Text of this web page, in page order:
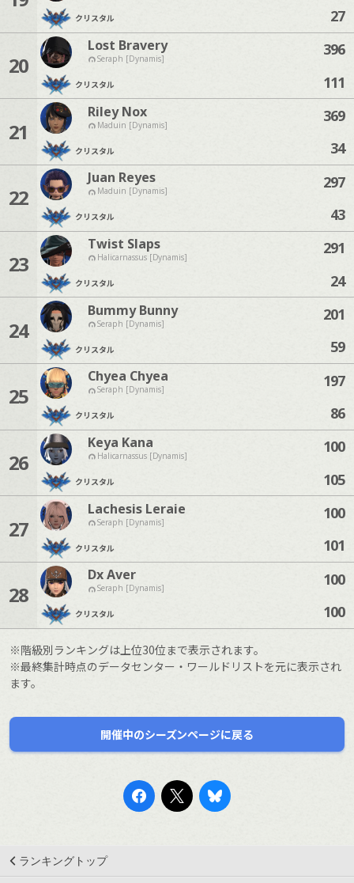
クリスタル 27
20
Lost Bravery
Seraph [Dynamis]
クリスタル
396
111
21
Riley Nox
Maduin [Dynamis]
クリスタル
369
34
22
Juan Reyes
Maduin [Dynamis]
クリスタル
297
43
23
Twist Slaps
Halicarnassus [Dynamis]
クリスタル
291
24
24
Bummy Bunny
Seraph [Dynamis]
クリスタル
201
59
25
Chyea Chyea
Seraph [Dynamis]
クリスタル
197
86
26
Keya Kana
Halicarnassus [Dynamis]
クリスタル
100
105
27
Lachesis Leraie
Seraph [Dynamis]
クリスタル
100
101
28
Dx Aver
Seraph [Dynamis]
クリスタル
100
100
※階級別ランキングは上位30位まで表示されます。
※最終集計時点のデータセンター・ワールドリストを元に表示され
ます。
開催中のシーズンページに戻る
ランキングトップ